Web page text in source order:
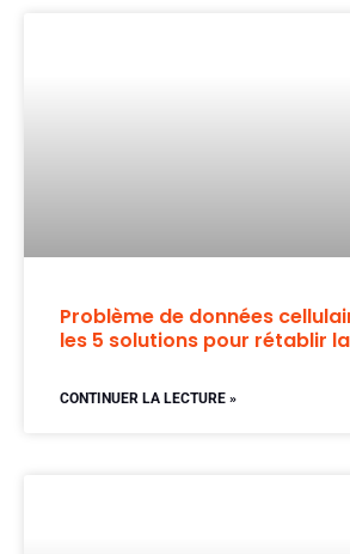
Problème de données
les 5 solutions pour rétablir
CONTINUER LA LECTURE »